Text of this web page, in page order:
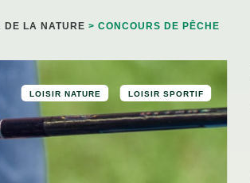
DE LA NATURE > CONCOURS DE PÊCHE
LOISIR NATURE LOISIR SPORTIF